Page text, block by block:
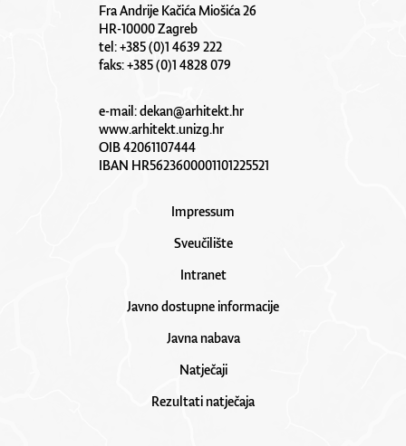
Fra Andrije Kačića Miošića 26
HR-10000 Zagreb
tel: +385 (0)1 4639 222
faks: +385 (0)1 4828 079
e-mail:dekan@arhitekt.hr
www.arhitekt.unizg.hr
OIB 42061107444
IBAN HR5623600001101225521
Impressum
Sveučilište
Intranet
Javno dostupne informacije
Javna nabava
Natječaji
Rezultati natječaja